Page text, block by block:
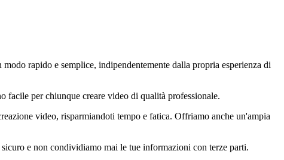
rapido e semplice, indipendentemente dalla propria esperienza di
facile per chiunque creare video di qualità professionale.
video, risparmiandoti tempo e fatica. Offriamo anche un'ampia
e non condividiamo mai le tue informazioni con terze parti.